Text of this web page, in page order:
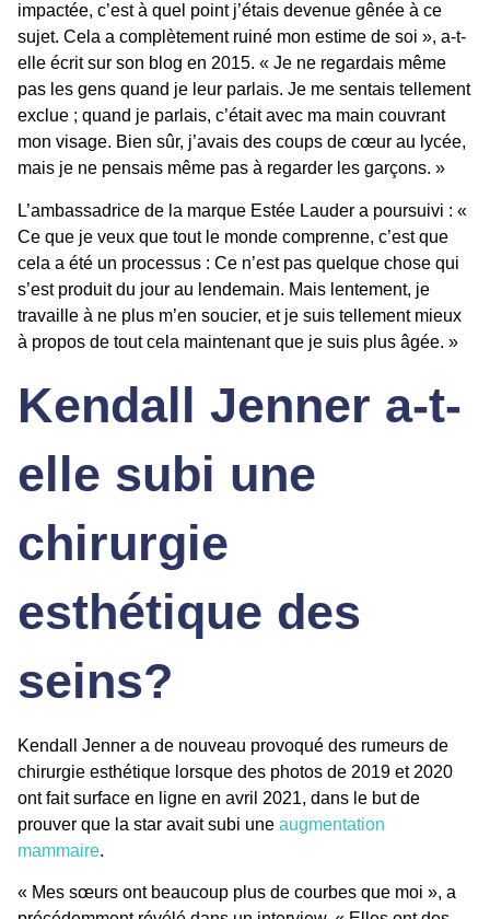
impactée, c’est à quel point j’étais devenue gênée à ce
sujet. Cela a complètement ruiné mon estime de soi », a-t-
elle écrit sur son blog en 2015. « Je ne regardais même
pas les gens quand je leur parlais. Je me sentais tellement
exclue ; quand je parlais, c’était avec ma main couvrant
mon visage. Bien sûr, j’avais des coups de cœur au lycée,
mais je ne pensais même pas à regarder les garçons. »
L’ambassadrice de la marque Estée Lauder a poursuivi : «
Ce que je veux que tout le monde comprenne, c’est que
cela a été un processus : Ce n’est pas quelque chose qui
s’est produit du jour au lendemain. Mais lentement, je
travaille à ne plus m’en soucier, et je suis tellement mieux
à propos de tout cela maintenant que je suis plus âgée. »
Kendall Jenner a-t-
elle subi une
chirurgie
esthétique des
seins?
Kendall Jenner a de nouveau provoqué des rumeurs de
chirurgie esthétique lorsque des photos de 2019 et 2020
ont fait surface en ligne en avril 2021, dans le but de
prouver que la star avait subi une augmentation
mammaire.
« Mes sœurs ont beaucoup plus de courbes que moi », a